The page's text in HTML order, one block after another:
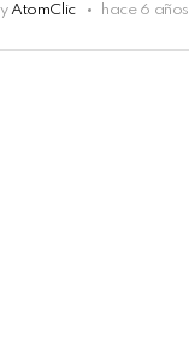
AtomClic hace 6 años